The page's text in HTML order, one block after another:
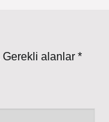
Gerekli alanlar *